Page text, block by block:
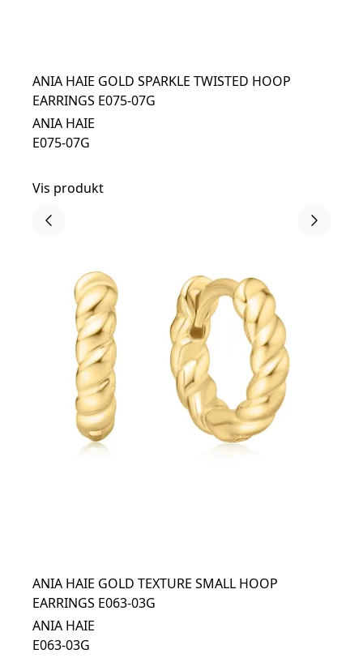
ANIA HAIE GOLD SPARKLE TWISTED HOOP
EARRINGS E075-07G
ANIA HAIE
E075-07G
Vis produkt
ANIA HAIE GOLD TEXTURE SMALL HOOP
EARRINGS E063-03G
ANIA HAIE
E063-03G